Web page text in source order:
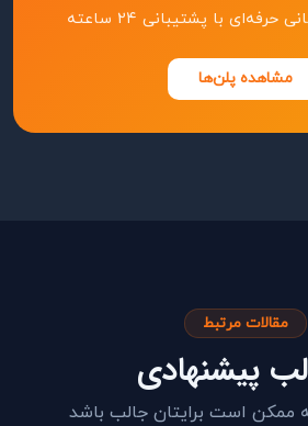
با پشتیبانی ۲۴ ساعته
مشاهده پلن‌ها
مقالات مرتبط
پیشنهادی
ممکن است برایتان جالب باشد